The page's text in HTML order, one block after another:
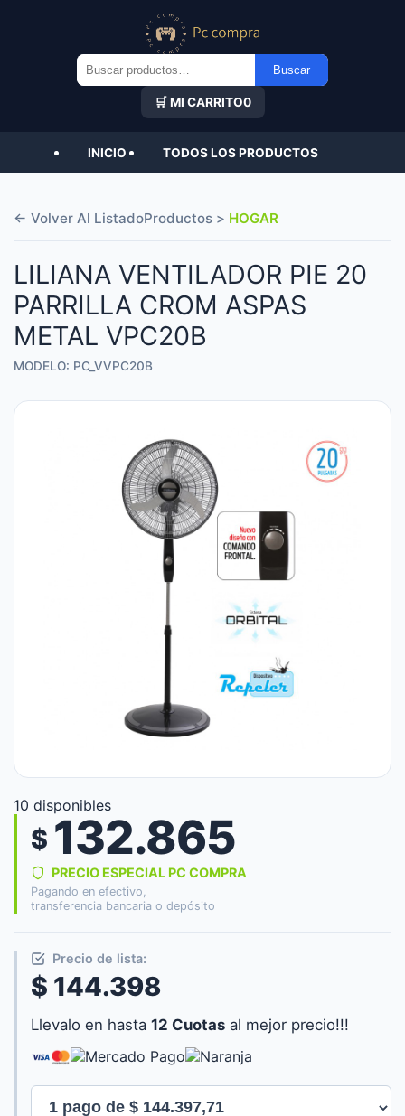
Buscar
por:
Buscar
🛒 MI CARRITO0
INICIO TODOS LOS PRODUCTOS
← Volver Al ListadoProductos > HOGAR
LILIANA VENTILADOR PIE 20
PARRILLA CROM ASPAS
METAL VPC20B
MODELO: PC_VVPC20B
10 disponibles
$ 132.865
PRECIO ESPECIAL PC COMPRA
Pagando en efectivo,
transferencia bancaria o depósito
Precio de lista:
$ 144.398
Llevalo en hasta 12 Cuotas al mejor precio!!!